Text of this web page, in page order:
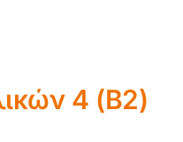
4 (B2)